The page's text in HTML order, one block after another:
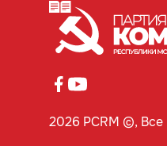
2026 PCRM ©,